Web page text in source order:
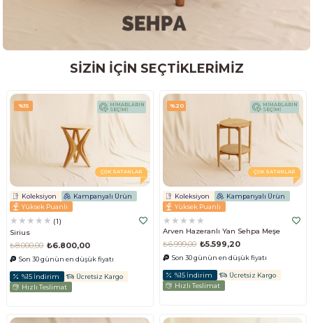
SİZİN İÇİN SEÇTİKLERİMİZ
Koleksiyon
Kampanyalı Ürün
Yüksek Puanlı
★★★★★
1
Sirius
₺6.800,00
₺8.000,00
Son 30 günün en düşük fiyatı
%15 İndirim
Ücretsiz Kargo
Hızlı Teslimat
ÇOK SATANLAR
%15 MİMARLARIN
SEÇİMİ
Koleksiyon
Kampanyalı Ürün
Yüksek Puanlı
★★★★★
Arven Hazeranlı Yan Sehpa Meşe
₺5.599,20
₺6.999,00
Son 30 günün en düşük fiyatı
%15 İndirim
Ücretsiz Kargo
Hızlı Teslimat
ÇOK SATANLAR
%20 MİMARLARIN
SEÇİMİ